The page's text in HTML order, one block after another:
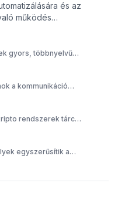
és az
működés
gyors, többnyelvű
a kommunikáció
rendszerek tárca,
egyszerűsítik a